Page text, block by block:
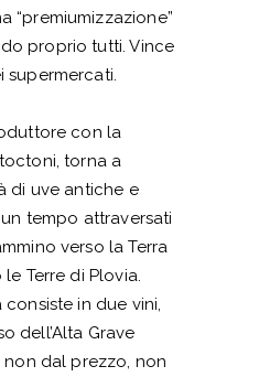
“premiumizzazione”
proprio tutti. Vince
supermercati.
con la
torna a
di uve antiche e
tempo attraversati
verso la Terra
Terre di Plovia.
consiste in due vini,
dell’Alta Grave
non dal prezzo, non